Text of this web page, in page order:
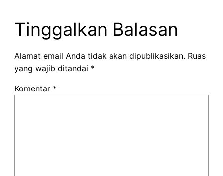
Tinggalkan Balasan
Alamat email Anda tidak akan dipublikasikan. Ruas
yang wajib ditandai *
Komentar *